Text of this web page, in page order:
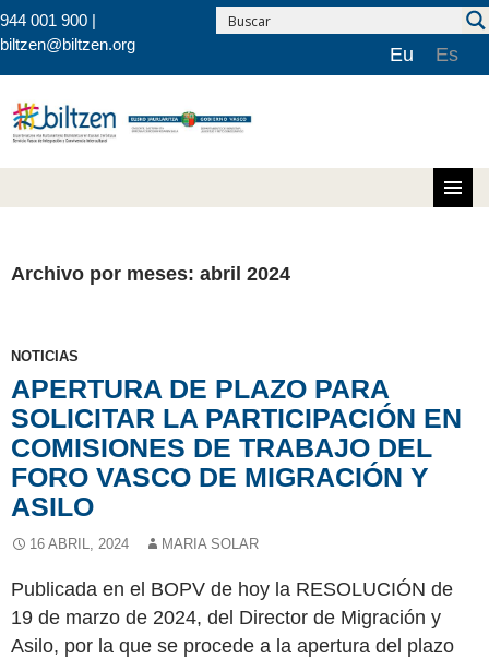
944 001 900 |
biltzen@biltzen.org
Eu Es
Saltar al contenido
Archivo por meses: abril 2024
NOTICIAS
APERTURA DE PLAZO PARA
SOLICITAR LA PARTICIPACIÓN EN
COMISIONES DE TRABAJO DEL
FORO VASCO DE MIGRACIÓN Y
ASILO
16 ABRIL, 2024 MARIA SOLAR
Publicada en el BOPV de hoy la RESOLUCIÓN de
19 de marzo de 2024, del Director de Migración y
Asilo, por la que se procede a la apertura del plazo